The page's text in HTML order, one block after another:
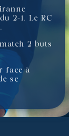
2-1. Le RC
2 buts
face à
se